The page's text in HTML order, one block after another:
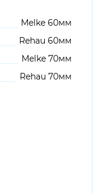
Melke 60мм
Rehau 60мм
Melke 70мм
Rehau 70мм